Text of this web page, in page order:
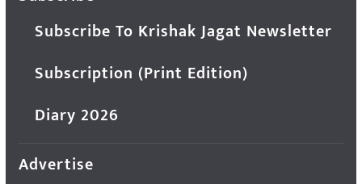
Subscribe To Krishak Jagat Newsletter
Subscription (Print Edition)
Diary 2026
Advertise